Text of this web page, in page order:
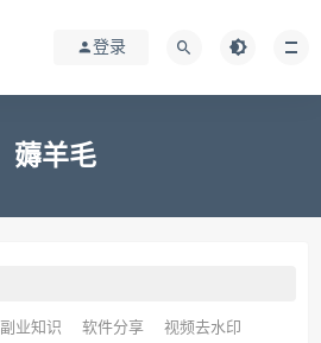
登录
薅羊毛
副业知识 软件分享 视频去水印